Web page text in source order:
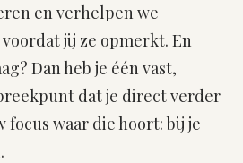
en verhelpen we
jij ze opmerkt. En
Dan heb je één vast,
dat je direct verder
waar die hoort: bij je